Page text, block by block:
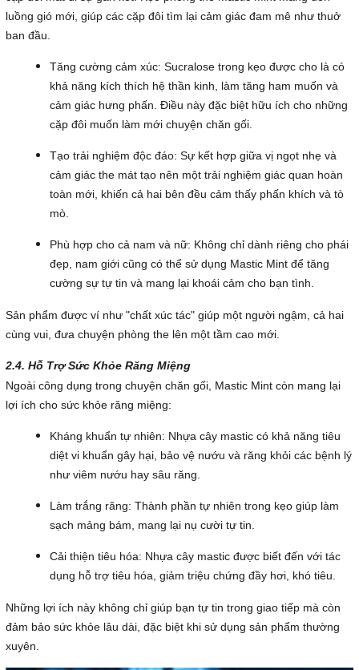
luồng gió mới, giúp các cặp đôi tìm lại cảm giác đam mê như thuở
ban đầu.
Tăng cường cảm xúc: Sucralose trong kẹo được cho là có
khả năng kích thích hệ thần kinh, làm tăng ham muốn và
cảm giác hưng phấn. Điều này đặc biệt hữu ích cho những
cặp đôi muốn làm mới chuyện chăn gối.
Tạo trải nghiệm độc đáo: Sự kết hợp giữa vị ngọt nhẹ và
cảm giác the mát tạo nên một trải nghiệm giác quan hoàn
toàn mới, khiến cả hai bên đều cảm thấy phấn khích và tò
mò.
Phù hợp cho cả nam và nữ: Không chỉ dành riêng cho phái
đẹp, nam giới cũng có thể sử dụng Mastic Mint để tăng
cường sự tự tin và mang lại khoái cảm cho bạn tình.
Sản phẩm được ví như "chất xúc tác" giúp một người ngậm, cả hai
cùng vui, đưa chuyện phòng the lên một tầm cao mới.
2.4. Hỗ Trợ Sức Khỏe Răng Miệng
Ngoài công dụng trong chuyện chăn gối, Mastic Mint còn mang lại
lợi ích cho sức khỏe răng miệng:
Kháng khuẩn tự nhiên: Nhựa cây mastic có khả năng tiêu
diệt vi khuẩn gây hại, bảo vệ nướu và răng khỏi các bệnh lý
như viêm nướu hay sâu răng.
Làm trắng răng: Thành phần tự nhiên trong kẹo giúp làm
sạch mảng bám, mang lại nụ cười tự tin.
Cải thiện tiêu hóa: Nhựa cây mastic được biết đến với tác
dụng hỗ trợ tiêu hóa, giảm triệu chứng đầy hơi, khó tiêu.
Những lợi ích này không chỉ giúp bạn tự tin trong giao tiếp mà còn
đảm bảo sức khỏe lâu dài, đặc biệt khi sử dụng sản phẩm thường
xuyên.